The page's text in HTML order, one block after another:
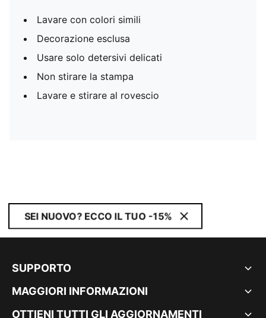
Lavare con colori simili
Decorazione esclusa
Usare solo detersivi delicati
Non stirare la stampa
Lavare e stirare al rovescio
SEI NUOVO? ECCO IL TUO -15%
SUPPORTO
MAGGIORI INFORMAZIONI
OTTIENI TUTTI GLI AGGIORNAMENTI